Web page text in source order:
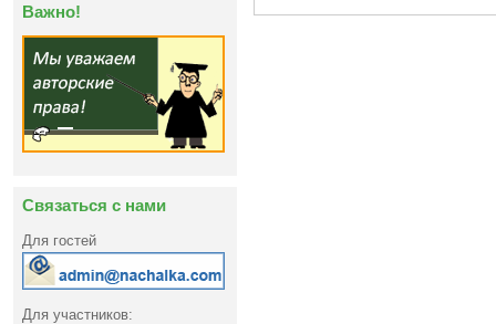
Важно!
Связаться с нами
Для гостей
Для участников: